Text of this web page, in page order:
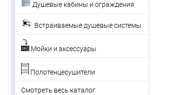
Душевые кабины и ограждения
Встраиваемые душевые системы
Мойки и аксессуары
Полотенцесушители
Смотреть весь каталог